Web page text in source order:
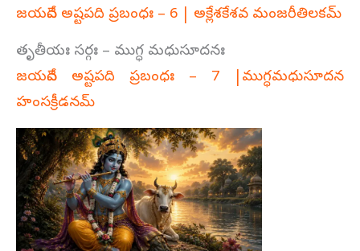
జయదేవ అష్టపది ప్రబంధః – 6 | అక్లేశకేశవ మంజరీతిలకమ్‌
తృతీయః సర్గః – ముగ్ధ మధుసూదనః
జయదేవ అష్టపది ప్రబంధః – 7 |ముగ్ధమధుసూదన
హంసక్రీడనమ్‌